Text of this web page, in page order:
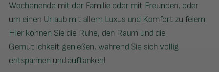
Wochenende mit der Familie oder mit Freunden, oder
um einen Urlaub mit allem Luxus und Komfort zu feiern.
Hier können Sie die Ruhe, den Raum und die
Gemütlichkeit genießen, während Sie sich völlig
entspannen und auftanken!